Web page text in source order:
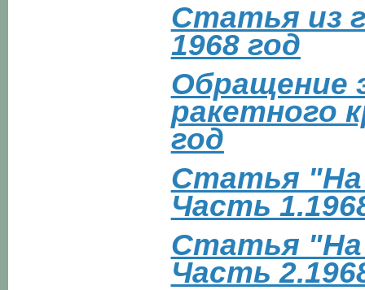
Статья из
1968 год
Обращение
ракетного
год
Статья "На
Часть
Статья "На
Часть